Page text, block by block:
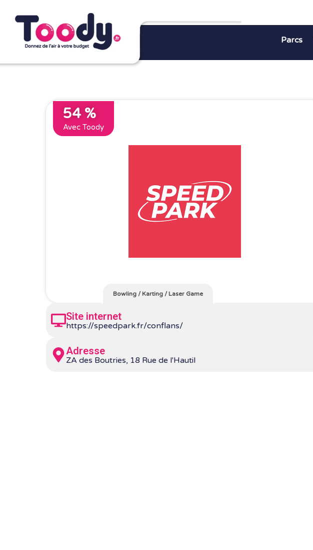
Parcs
54 %
Avec Toody
Bowling/Karting/Laser Game
Site internet
https://speedpark.fr/conflans/
Adresse
ZA des Boutries, 18 Rue de l'Hautil